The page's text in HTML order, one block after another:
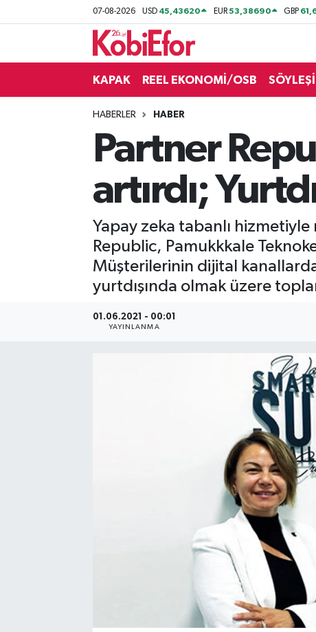
07-08-2026 USD 45,43620 EUR53,38690 GBP
KAPAK REEL EKONOMİ/OSB SÖYLEŞİ
HABERLER HABER
Partner
artırdı;
Yapay zeka tabanlı
Republic, Pamukkkale
Müşterilerinin dijital
yurtdışında olmak üzere
01.06.2021 - 00:01
YAYINLANMA
BİLİŞİM PANO
HABERLER